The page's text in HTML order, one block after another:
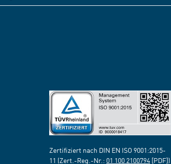
Zertifiziert nach DIN EN ISO 9001:2015-
11 (Zert.-Reg.-Nr.: 01 100 2100794 [PDF])